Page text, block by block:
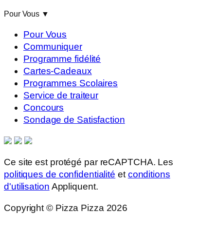
Pour Vous ▼
Pour Vous
Communiquer
Programme fidélité
Cartes-Cadeaux
Programmes Scolaires
Service de traiteur
Concours
Sondage de Satisfaction
Ce site est protégé par reCAPTCHA. Les
politiques de confidentialité etconditions
d'utilisation Appliquent.
Copyright © Pizza Pizza 2026